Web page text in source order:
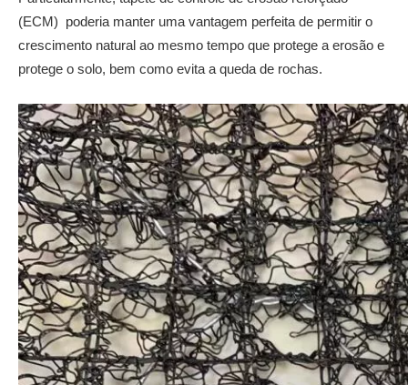
(ECM) poderia manter uma vantagem perfeita de permitir o
crescimento natural ao mesmo tempo que protege a erosão e
protege o solo, bem como evita a queda de rochas.